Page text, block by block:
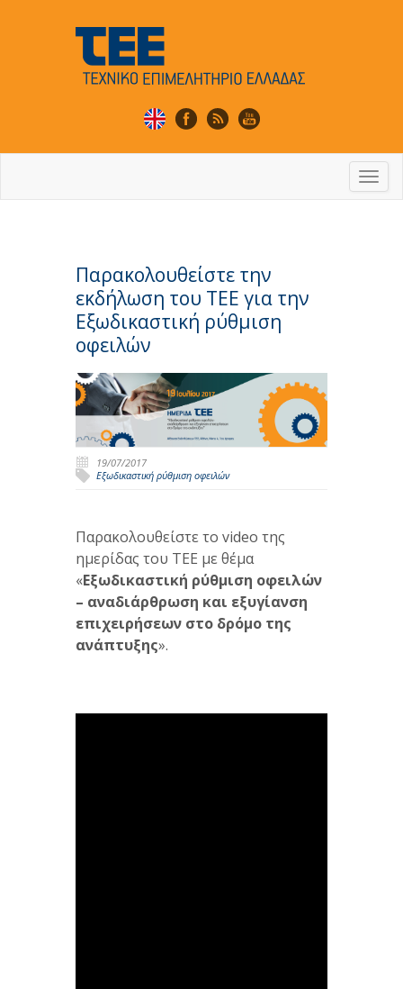
Παρακολουθείστε την
εκδήλωση του ΤΕΕ για την
Εξωδικαστική ρύθμιση
οφειλών
19/07/2017
Εξωδικαστική ρύθμιση οφειλών
Παρακολουθείστε το video της
ημερίδας του ΤΕΕ με θέμα
«Εξωδικαστική ρύθμιση οφειλών
– αναδιάρθρωση και εξυγίανση
επιχειρήσεων στο δρόμο της
ανάπτυξης».